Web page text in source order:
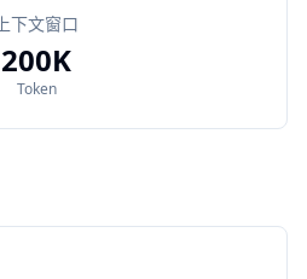
上下文窗口
200K
Token